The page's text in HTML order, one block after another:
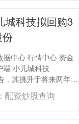
城科技拟回购3
据中心 行情中心 资金
端 小儿城科技
，其挑升于将来两年
通盘限公司主板市集
配资炒股查询